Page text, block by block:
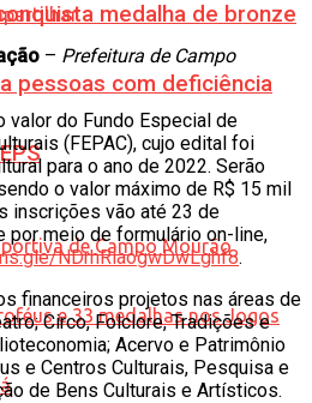
medalha de bronze
pessoas com deficiência
– Prefeitura de Campo
valor do Fundo Especial de
(FEPAC), cujo edital foi
para o ano de 2022. Serão
o valor máximo de R$ 15 mil
inscrições vão até 23 de
por meio de formulário on-line,
NDrhRiaogwDwLghf8.
financeiros projetos nas áreas de
Circo, Folclore, Tradições e
Acervo e Patrimônio
e Centros Culturais, Pesquisa e
de Bens Culturais e Artísticos.